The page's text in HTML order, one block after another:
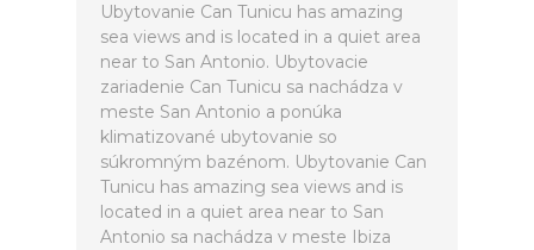
Ubytovanie Can Tunicu has amazing
sea views and is located in a quiet area
near to San Antonio. Ubytovacie
zariadenie Can Tunicu sa nachádza v
meste San Antonio a ponúka
klimatizované ubytovanie so
súkromným bazénom. Ubytovanie Can
Tunicu has amazing sea views and is
located in a quiet area near to San
Antonio sa nachádza v meste Ibiza